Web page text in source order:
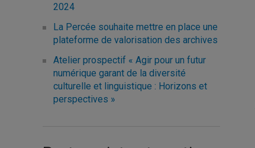
2024
La Percée souhaite mettre en place une
plateforme de valorisation des archives
Atelier prospectif « Agir pour un futur
numérique garant de la diversité
culturelle et linguistique : Horizons et
perspectives »